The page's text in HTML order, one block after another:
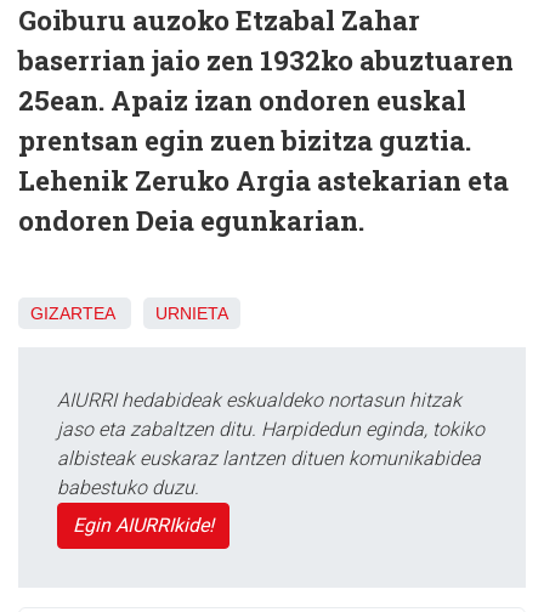
Goiburu auzoko Etzabal Zahar
baserrian jaio zen 1932ko abuztuaren
25ean. Apaiz izan ondoren euskal
prentsan egin zuen bizitza guztia.
Lehenik Zeruko Argia astekarian eta
ondoren Deia egunkarian.
GIZARTEA URNIETA
AIURRI hedabideak eskualdeko nortasun hitzak
jaso eta zabaltzen ditu. Harpidedun eginda, tokiko
albisteak euskaraz lantzen dituen komunikabidea
babestuko duzu.
Egin AIURRIkide!